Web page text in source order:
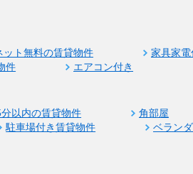
ット無料の賃貸物件
家具家
件 エアコン付き
以内の賃貸物件
角部屋
駐車場付き賃貸物件
ベラン